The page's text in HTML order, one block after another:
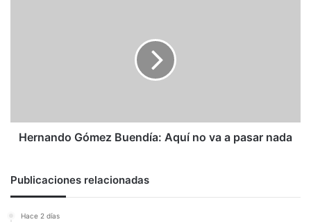
nada
Hernando Gómez Buendía: Aquí no va a pasar nada
Publicaciones relacionadas
Hace 2 días